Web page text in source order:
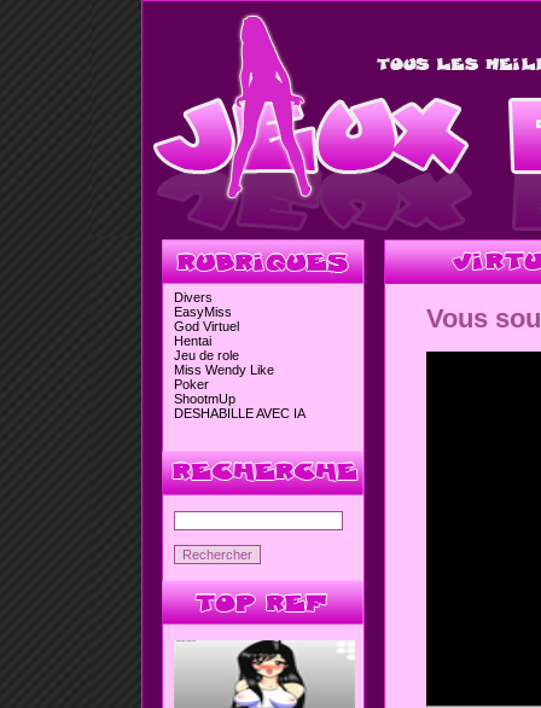
Divers
EasyMiss
God Virtuel
Hentai
Jeu de role
Miss Wendy Like
Poker
ShootmUp
DESHABILLE AVEC IA
Vous